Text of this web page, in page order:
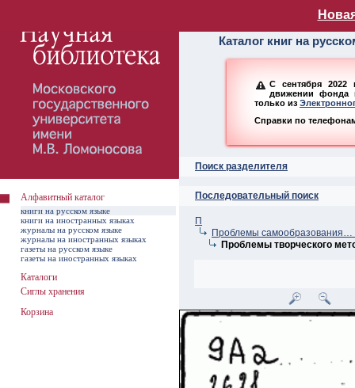
Алфавитный
Каталог книг на
С сентября 2022
движении фонда
только из
Справки по
Поиск разделителя
Последовательный поиск
П
Проблемы самообразования…
Проблемы творческого
Алфавитный каталог
книги на русском языке
книги на иностранных языках
журналы на русском языке
журналы на иностранных языках
газеты на русском языке
газеты на иностранных языках
Каталоги
Сиглы хранения
Корзина